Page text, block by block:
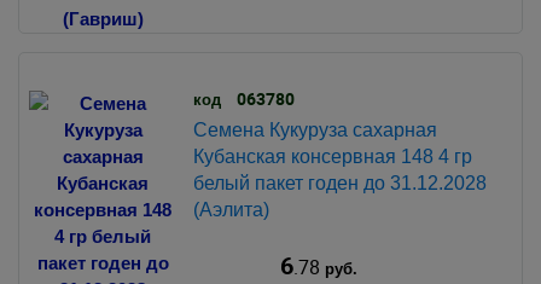
код 063780
Семена Кукуруза сахарная
Кубанская консервная 148 4 гр
белый пакет годен до 31.12.2028
(Аэлита)
6.78 руб.